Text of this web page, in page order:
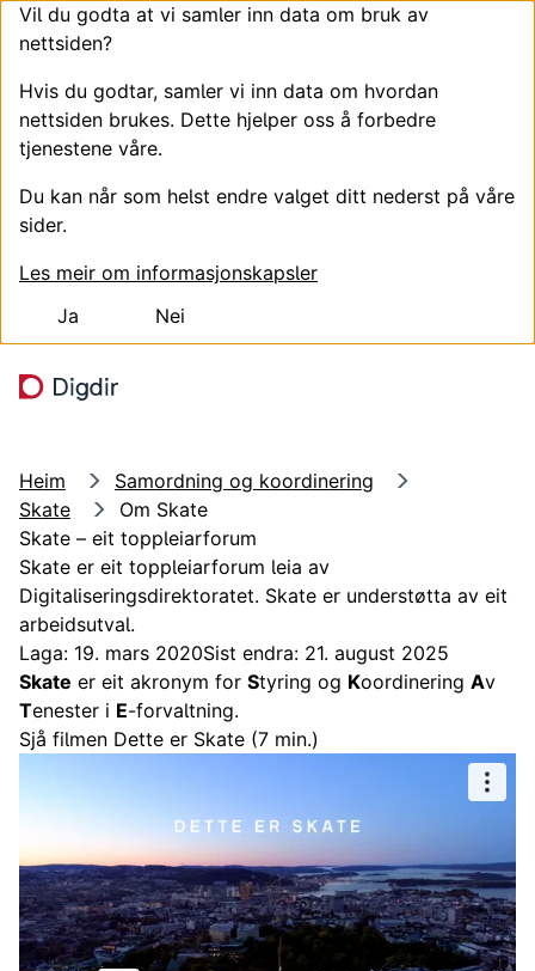
Vil du godta at vi samler inn data om bruk av
nettsiden?
Hvis du godtar, samler vi inn data om hvordan
nettsiden brukes. Dette hjelper oss å forbedre
tjenestene våre.
Du kan når som helst endre valget ditt nederst på våre
sider.
Les meir om informasjonskapsler
Ja
Nei
Heim
Samordning og koordinering
Skate
Om Skate
Skate – eit toppleiarforum
Skate er eit toppleiarforum leia av
Digitaliseringsdirektoratet. Skate er understøtta av eit
arbeidsutval.
Laga: 19. mars 2020Sist endra: 21. august 2025
Skate er eit akronym for Styring og Koordinering Av
Tenester i E-forvaltning.
Sjå filmen Dette er Skate (7 min.)